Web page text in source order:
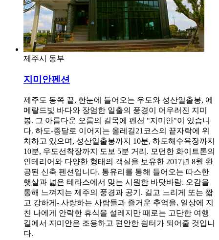
제주시 동부
지미안펜션
제주도 동쪽 끝, 한눈에 들어오는 우도와 성산일출봉, 에
메랄드빛 바다와 장엄한 일출의 풍경이 어우러진 지미
봉. 그 아름다운 오름의 길목에 펜션 "지미안"이 있습니
다. 하도-종달로 이어지는 올레길21코스의 끝자락에 위
치하고 있으며, 성산일출봉까지 10분, 하도해수욕장까지
10분, 우도선착장까지 도보 5분 거리. 모던한 화이트톤의
인테리어와 다양한 형태의 객실을 보유한 2017년 8월 완
공된 신축 펜션입니다. 통유리를 통해 들어오는 따스한
햇살과 넓은 테라스에서 맞는 시원한 바닷바람. 오감을
통해 느껴지는 제주의 풍경과 공기. 길고 느리게 또는 짧
고 강하게- 사랑하는 사람들과 즐거운 추억을, 일상에 지
친 나에게 안락한 휴식을 설레지만 때로는 고단한 여행
길에서 지미안은 조용하고 편안한 쉼터가 되어줄 것입니
다.